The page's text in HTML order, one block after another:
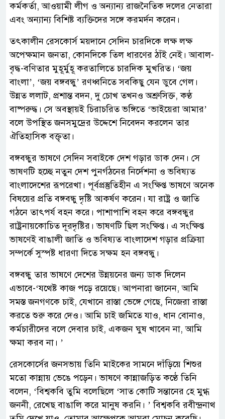
কর্মকর্তা, আওয়ামী লীগ ও অন্যান্য রাজনৈতিক দলের নেতারা
এবং অন্যান্য বিশিষ্ট ব্যক্তিদের সঙ্গে করমর্দন করেন।
তৎকালীন রেসকোর্স ময়দানে সেদিন চারদিকে লক্ষ লক্ষ
অপেক্ষমান জনতা, কোনদিকে তিল ধারণের ঠাঁই নেই। আবাল-
বৃদ্ধ-বণিতার মুহূর্মুহূ করতালিতে চারদিক মুখরিত। ‘জয়
বাংলা’, ‘জয় বঙ্গবন্ধু’ রণধ্বনিতে সবকিছু যেন ডুবে গেল।
উন্নত ললাট, প্রশান্ত বদন, দু চোখ তখনও অশ্রুসিক্ত, কণ্ঠ
বাষ্পরুদ্ধ। সে অবস্থায়ই চিরাচরিত ভঙ্গিতে ‘ভাইয়েরা আমার’
বলে উপস্থিত জনসমুদ্রের উদ্দেশে নিবেদন করলেন তার
ঐতিহাসিক বক্তৃতা।
বঙ্গবন্ধুর ভাষণে সেদিন সবাইকে দেশ গড়ার ডাক দেন। সে
ভাষণটি হচ্ছে নতুন দেশ পুনর্গঠনের নির্দেশনা ও ভবিষ্যত
বাংলাদেশের রূপরেখা। পূর্বপ্রস্তুতিহীন এ সংক্ষিপ্ত ভাষণে অনেক
বিষয়ের প্রতি বঙ্গবন্ধু দৃষ্টি আকর্ষণ করেন। যা রাষ্ট্র ও জাতি
গঠনে তাৎপর্য বহন করে। পাশাপাশি বহন করে বঙ্গবন্ধুর
রাষ্ট্রনায়কোচিত দূরদৃষ্টির। ভাষণটি ছিল সংক্ষিপ্ত। এ সংক্ষিপ্ত
ভাষণেই বাঙালী জাতি ও ভবিষ্যত বাংলাদেশ গড়ার প্রক্রিয়া
সম্পর্কে সুস্পষ্ট ধারণা দিতে সক্ষম হন বঙ্গবন্ধু।
বঙ্গবন্ধু তার ভাষণে দেশের উন্নয়নের জন্য ডাক দিলেন
এভাবে-‘যথেষ্ট কাজ পড়ে রয়েছে। আপনারা জানেন, আমি
সমস্ত জনগণকে চাই, যেখানে রাস্তা ভেঙ্গে গেছে, নিজেরা রাস্তা
করতে শুরু করে দেও। আমি চাই জমিতে যাও, ধান বোনাও,
কর্মচারীদের বলে দেবার চাই, একজন ঘুষ খাবেন না, আমি
ক্ষমা করব না। ’
রেসকোর্সের জনসভায় তিনি মাইকের সামনে দাঁড়িয়ে শিশুর
মতো কান্নায় ভেঙে পড়েন। ভাষণে কান্নাজড়িত কণ্ঠে তিনি
বলেন, ‘বিশ্বকবি তুমি বলেছিলে ‘সাত কোটি সন্তানের হে মুগ্ধ
জননী, রেখেছ বাঙালি করে মানুষ করনি। ’ বিশ্বকবি রবীন্দ্রনাথ